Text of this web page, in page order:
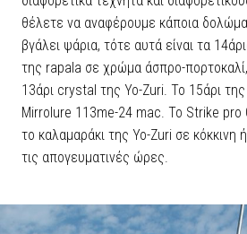
θέλετε να αναφέρουμε κάποια
βγάλει ψάρια, τότε αυτά είναι τα
της rapala σε χρώμα άσπρο-
13άρι crystal της Yo-Zuri. Το 15άρι
Mirrolure 113me-24 mac. Το Strike pro
το καλαμαράκι της Yo-Zuri σε κόκκινη
τις απογευματινές ώρες.